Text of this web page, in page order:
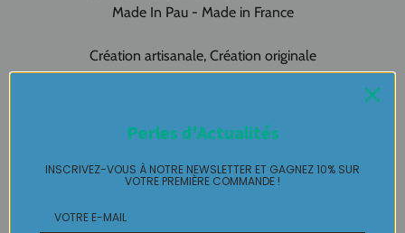
Made In Pau - Made in France
Création artisanale, Création originale
pour vous !!!!
BROCHE fantaisie Pièce unique LABELLE IKEYA : du jamais
vu, jamais porté que par celle qui l'adopte et s'en pare ….
Plaisir de Créer, Désir de Plaire !
Perles d'Actualités
INSCRIVEZ-VOUS À NOTRE NEWSLETTER ET GAGNEZ 10% SUR
VOTRE PREMIÈRE COMMANDE !